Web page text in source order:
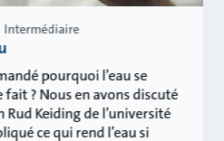
Intermédiaire
pourquoi l’eau se
? Nous en avons discuté
Rud Keiding de l’université
ce qui rend l’eau si